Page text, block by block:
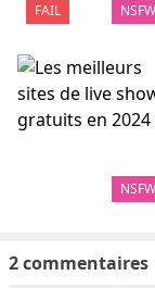
FAIL NSFW
NSFW
2 commentaires